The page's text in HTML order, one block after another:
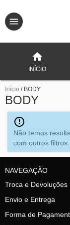
INÍCIO
Início / BODY
BODY
Não temos
com outros filtros.
NAVEGAÇÃO
Troca e Devoluções
Envio e Entrega
Forma de